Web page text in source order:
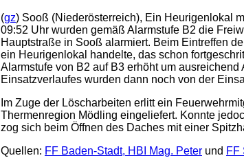
(gz) Sooß (Niederösterreich), Ein Heurigenlokal
09:52 Uhr wurden gemäß Alarmstufe B2 die
Hauptstraße in Sooß alarmiert. Beim Eintreffen
ein Heurigenlokal handelte, das schon
Alarmstufe von B2 auf B3 erhöht um
Einsatzverlaufes wurden dann noch von der
Im Zuge der Löscharbeiten erlitt ein
Thermenregion Mödling eingeliefert. Konnte
zog sich beim Öffnen des Daches mit einer
Quellen: FF Baden-Stadt, HBI Mag. Peter und FF